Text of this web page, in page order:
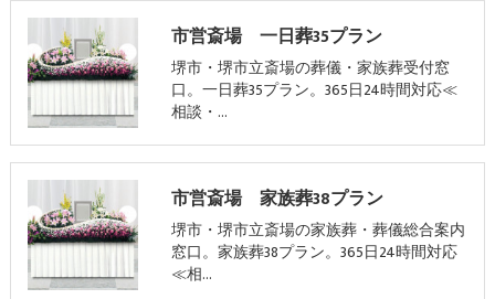
市営斎場 一日葬35プラン
堺市・堺市立斎場の葬儀・家族葬受付窓
口。一日葬35プラン。365日24時間対応≪
相談・…
市営斎場 家族葬38プラン
堺市・堺市立斎場の家族葬・葬儀総合案内
窓口。家族葬38プラン。365日24時間対応
≪相…